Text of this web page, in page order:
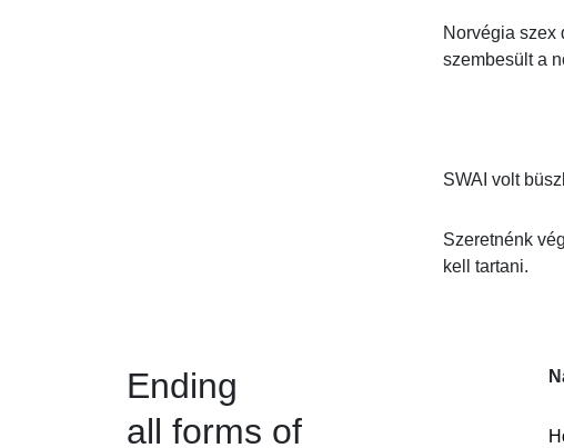
Norvégia szex
szembesült a
SWAI volt
Szeretnénk
kell tartani.
Ending
all forms of